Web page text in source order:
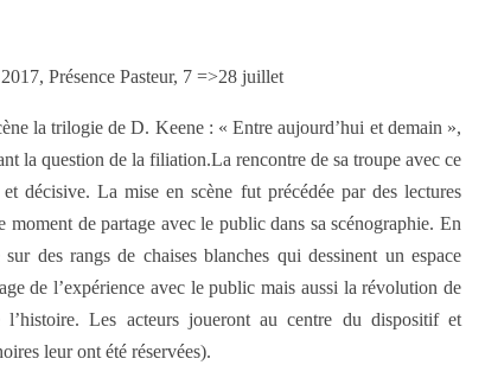
2017, Présence Pasteur, 7 =>28 juillet
la trilogie de D. Keene : « Entre aujourd’hui et demain »,
la question de la filiation.La rencontre de sa troupe avec ce
décisive. La mise en scène fut précédée par des lectures
de partage avec le public dans sa scénographie. En
des rangs de chaises blanches qui dessinent un espace
de l’expérience avec le public mais aussi la révolution de
Les acteurs joueront au centre du dispositif et
leur ont été réservées).